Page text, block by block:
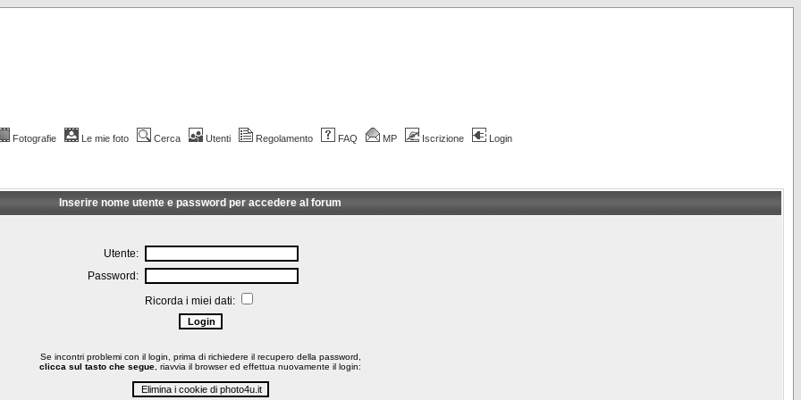
Fotografie Le mie foto Cerca Utenti Regolamento FAQ MP Iscrizione Login
Inserire nome utente e password per accedere al forum
Utente:
Password:
Ricorda i miei dati:
Se incontri problemi con il login, prima di richiedere il recupero della password,
clicca sul tasto che segue , riavvia il browser ed effettua nuovamente il login: